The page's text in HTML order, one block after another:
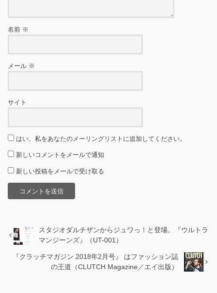
名前 ※
メール ※
サイト
はい、私をあなたのメーリングリストに追加してください。
新しいコメントをメールで通知
新しい投稿をメールで受け取る
スタジオダルチザンからジュワっ！と登場。『ウルトラ
マンジーンズ』（UT-001）
『クラッチマガジン 2018年2月号』 はファッション誌
の王道（CLUTCH Magazine／エイ出版）